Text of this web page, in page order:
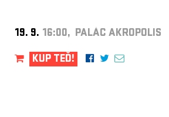
19. 9. 16:00, PALÁC AKROPOLIS
KUP TEĎ!